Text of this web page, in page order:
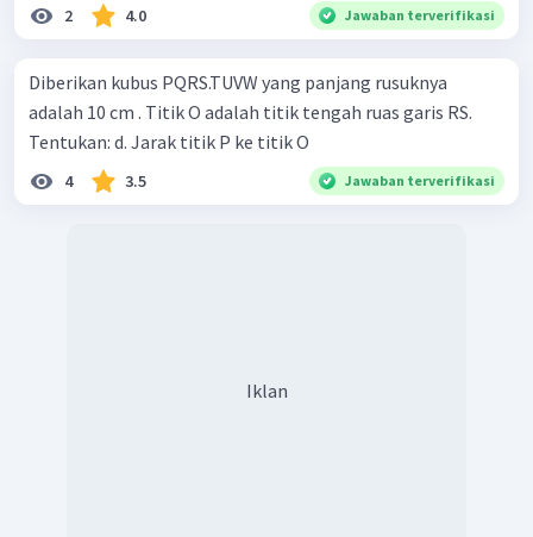
2 4.0 Jawaban terverifikasi
Diberikan kubus PQRS.TUVW yang panjang rusuknya
adalah 10 cm . Titik O adalah titik tengah ruas garis RS.
Tentukan: d. Jarak titik P ke titik O
4 3.5 Jawaban terverifikasi
Iklan